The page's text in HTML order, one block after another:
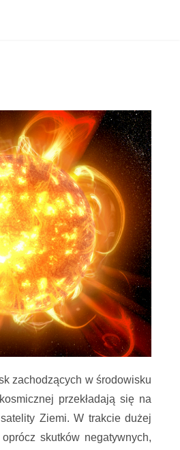
zachodzących w środowisku
przekładają się na
Ziemi. W trakcie dużej
skutków negatywnych,